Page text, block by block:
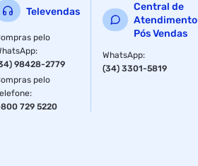
Televendas
pelo
:
98428-2779
pelo
:
729 5220
Central de
Atendimento
Pós Vendas
WhatsApp:
(34) 3301-5819